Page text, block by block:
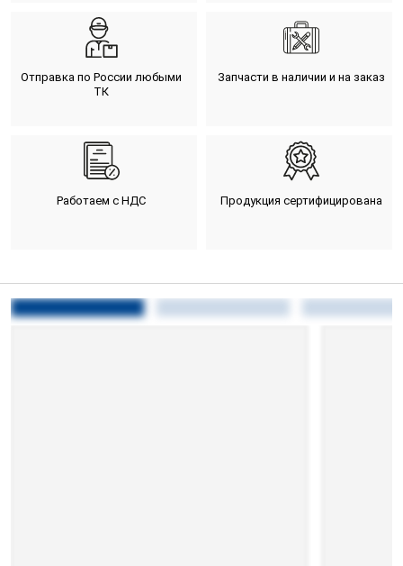
Отправка по России любыми
ТК
Запчасти в наличии и на заказ
Работаем с НДС Продукция сертифицирована